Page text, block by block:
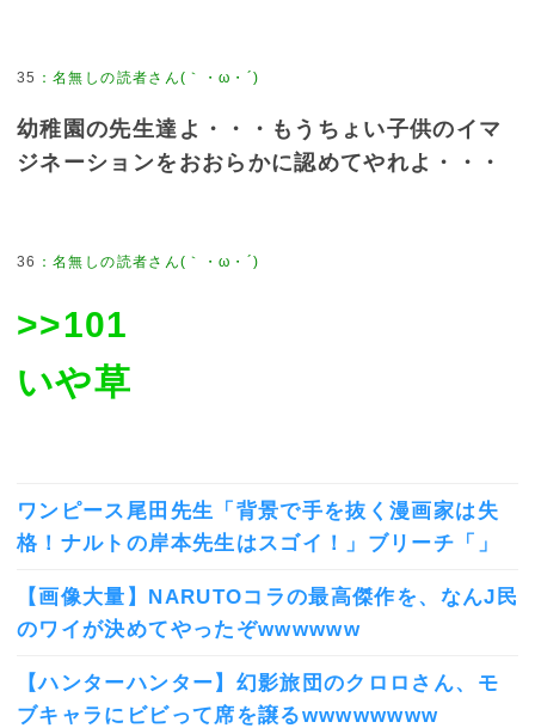
35 ：名無しの読者さん(｀・ω・´)
幼稚園の先生達よ・・・もうちょい子供のイマ
ジネーションをおおらかに認めてやれよ・・・
36 ：名無しの読者さん(｀・ω・´)
>>101
いや草
ワンピース尾田先生「背景で手を抜く漫画家は失
格！ナルトの岸本先生はスゴイ！」ブリーチ「」
【画像大量】NARUTOコラの最高傑作を、なんJ民
のワイが決めてやったぞwwwwww
【ハンターハンター】幻影旅団のクロロさん、モ
ブキャラにビビって席を譲るwwwwwwww